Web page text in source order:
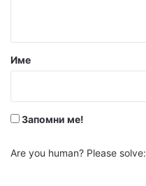
р
Име
Запомни ме!
Are you human? Please solve: